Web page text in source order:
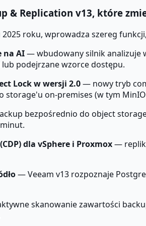
& Replication v13, które
roku, wprowadza szereg
na AI— wbudowany silnik analizuje
podejrzane wzorce dostępu.
Lock w wersji 2.0— nowy tryb
storage'u on-premises (w tym
bezpośrednio do object
dla vSphere i Proxmox—
— Veeam v13 rozpoznaje
skanowanie zawartości